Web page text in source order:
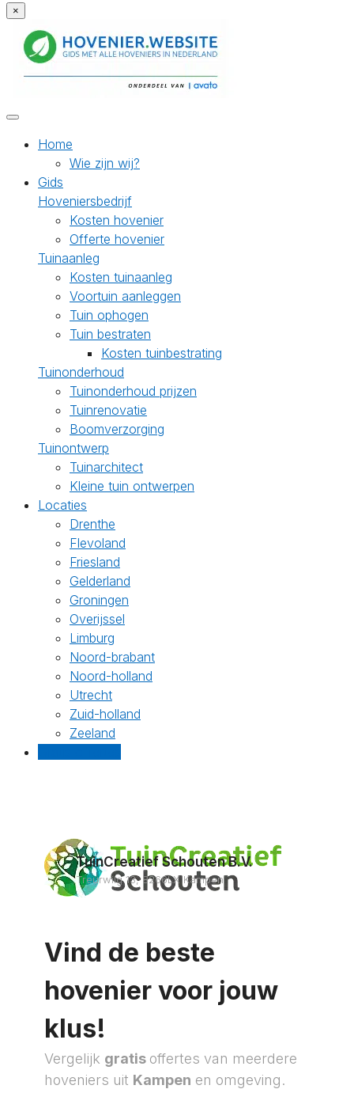
×
Home
Wie zijn wij?
Gids
Hoveniersbedrijf
Kosten hovenier
Offerte hovenier
Tuinaanleg
Kosten tuinaanleg
Voortuin aanleggen
Tuin ophogen
Tuin bestraten
Kosten tuinbestrating
Tuinonderhoud
Tuinonderhoud prijzen
Tuinrenovatie
Boomverzorging
Tuinontwerp
Tuinarchitect
Kleine tuin ontwerpen
Locaties
Drenthe
Flevoland
Friesland
Gelderland
Groningen
Overijssel
Limburg
Noord-brabant
Noord-holland
Utrecht
Zuid-holland
Zeeland
TuinCreatief Schouten B.V.
Treurwilg 13, 8266LX Kampen
Vind de beste
hovenier voor jouw
klus!
Vergelijk gratis offertes van meerdere
hoveniers uit Kampen en omgeving.